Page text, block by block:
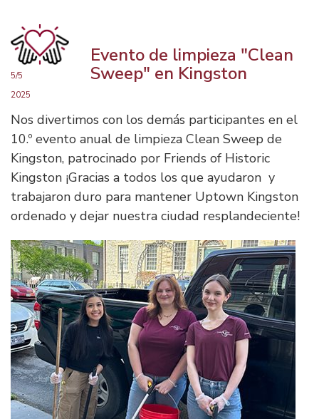
5/5
2025
Evento de limpieza "Clean
Sweep" en Kingston
Nos divertimos con los demás participantes en el
10.º evento anual de limpieza Clean Sweep de
Kingston, patrocinado por Friends of Historic
Kingston ¡Gracias a todos los que ayudaron y
trabajaron duro para mantener Uptown Kingston
ordenado y dejar nuestra ciudad resplandeciente!